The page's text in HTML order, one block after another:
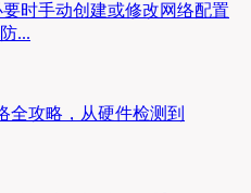
时手动创建或修改网络配置
...